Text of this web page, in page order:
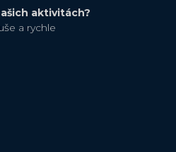
aktivitách?
a rychle